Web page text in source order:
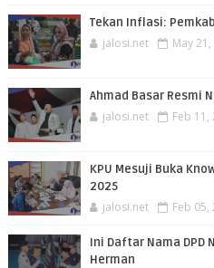
Tekan Inflasi:
jalosi.net May
Ahmad Basar Resmi
jalosi.net Feb 11,
KPU Mesuji Buka
2025
jalosi.net Feb 05,
Ini Daftar Nama DPD
Herman